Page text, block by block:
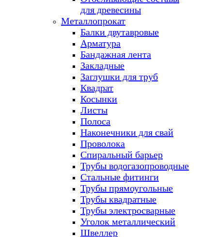
для древесины
Металлопрокат
Балки двутавровые
Арматура
Бандажная лента
Закладные
Заглушки для труб
Квадрат
Косынки
Листы
Полоса
Наконечники для свай
Проволока
Спиральный барьер
Трубы водогазопроводные
Стальные фитинги
Трубы прямоугольные
Трубы квадратные
Трубы электросварные
Уголок металлический
Швеллер